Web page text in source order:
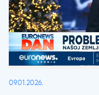
09.01.2026.